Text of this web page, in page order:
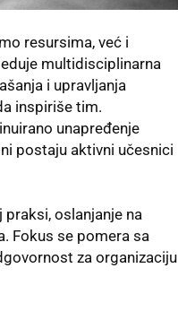
resursima, već i
multidisciplinarna
i upravljanja
inspiriše tim.
unapređenje
postaju aktivni učesnici
oslanjanje na
Fokus se pomera sa
za organizaciju